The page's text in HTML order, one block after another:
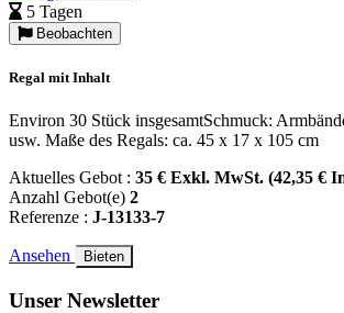
5 Tagen
Beobachten
Regal mit Inhalt
Environ 30 Stück insgesamtSchmuck:
usw. Maße des Regals: ca. 45 x 17 x 105 cm
Aktuelles Gebot : 35 € Exkl. MwSt. (42,35 €
Anzahl Gebot(e) 2
Referenze : J-13133-7
Ansehen Bieten
Unser Newsletter